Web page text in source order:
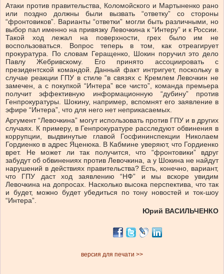
Атаки против правительства, Коломойского и Мартыненко рано
или поздно должны были вызвать “ответку” со стороны
“фронтовиков”. Варианты “ответки” могли быть различными, но
выбор пал именно на привязку Левочкина к “Интеру” и к России.
Такой ход лежал на поверхности, грех было им не
воспользоваться. Вопрос теперь в том, как отреагирует
прокуратура. По словам Геращенко, Шокин поручил это дело
Павлу Жебривскому. Его принято ассоциировать с
президентской командой. Данный факт интригует, поскольку в
случае реакции ГПУ в стиле “в связях с Кремлем Левочкин не
замечен, а с покупкой “Интера” все чисто”, команда премьера
получит эффективную информационную “дубину” против
Генпрокуратуры. Шокину, например, вспомнят его заявление в
эфире “Интера”, что для него нет неприкасаемых.
Аргумент “Левочкина” могут использовать против ГПУ и в других
случаях. К примеру, в Генпрокуратуре расследуют обвинения в
коррупции, выдвинутые главой Госфининспекции Николаем
Гордиенко в адрес Яценюка. В Кабмине уверяют, что Гордиенко
врет. Не может ли так получится, что “фронтовики” вдруг
забудут об обвинениях против Левочкина, а у Шокина не найдут
нарушений в действиях правительства? Есть, конечно, вариант,
что ГПУ даст ход заявлению “НФ” и мы вскоре увидим
Левочкина на допросах. Насколько высока перспектива, что так
и будет, можно будет убедиться по тону новостей и ток-шоу
“Интера”.
Юрий ВАСИЛЬЧЕНКО
версия для печати >>